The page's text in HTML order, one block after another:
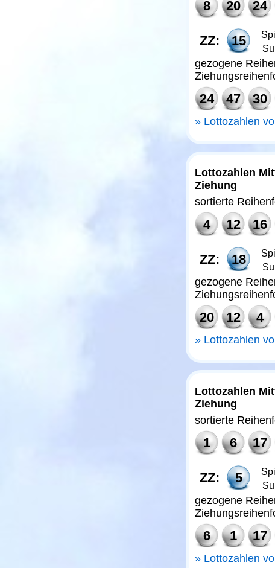
8 20 24
ZZ: 15
gezogene
24 47 30
Lottozahlen
Lottozahlen
Ziehung
sortierte
4 12 16
ZZ: 18
gezogene
20 12 4
Lottozahlen
Lottozahlen
Ziehung
sortierte
1 6 17
ZZ: 5
gezogene
6 1 17
Lottozahlen